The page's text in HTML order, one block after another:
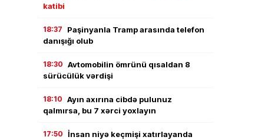
katibi
18:37
Paşinyanla Tramp arasında telefon
danışığı olub
18:30 Avtomobilin ömrünü qısaldan 8
sürücülük vərdişi
18:10 Ayın axırına cibdə pulunuz
qalmırsa, bu 7 xərci yoxlayın
17:50 İnsan niyə keçmişi xatırlayanda